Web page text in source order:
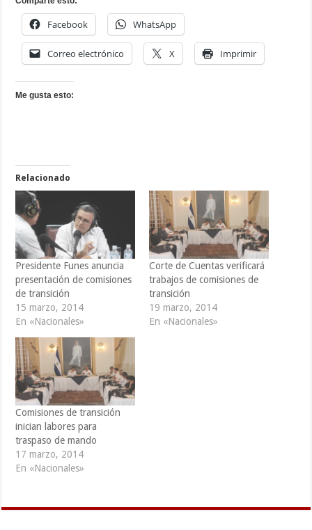
Facebook WhatsApp
Correo electrónico X Imprimir
Me gusta esto:
Relacionado
Presidente Funes anuncia
presentación de comisiones
de transición
15 marzo, 2014
En «Nacionales»
Corte de Cuentas verificará
trabajos de comisiones de
transición
19 marzo, 2014
En «Nacionales»
Comisiones de transición
inician labores para
traspaso de mando
17 marzo, 2014
En «Nacionales»